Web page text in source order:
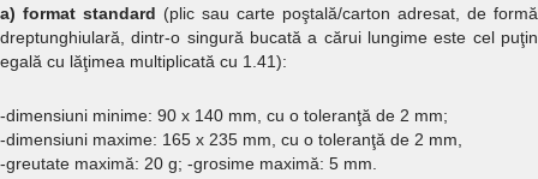
a) format standard (plic sau carte poştală/carton adresat, de formă
dreptunghiulară, dintr-o singură bucată a cărui lungime este cel puţin
egală cu lăţimea multiplicată cu 1.41):
-dimensiuni minime: 90 x 140 mm, cu o toleranţă de 2 mm;
-dimensiuni maxime: 165 x 235 mm, cu o toleranţă de 2 mm,
-greutate maximă: 20 g; -grosime maximă: 5 mm.